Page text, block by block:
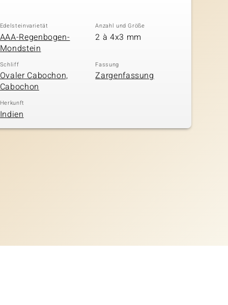
Edelsteinvarietät
AAA-Regenbogen-
Mondstein
Anzahl und Größe
2 à 4x3 mm
Schliff
Ovaler Cabochon,
Cabochon
Fassung
Zargenfassung
Herkunft
Indien